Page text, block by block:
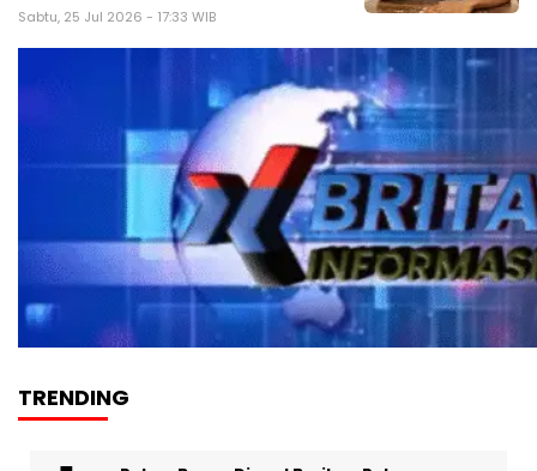
Sabtu, 25 Jul 2026 - 17:33 WIB
TRENDING